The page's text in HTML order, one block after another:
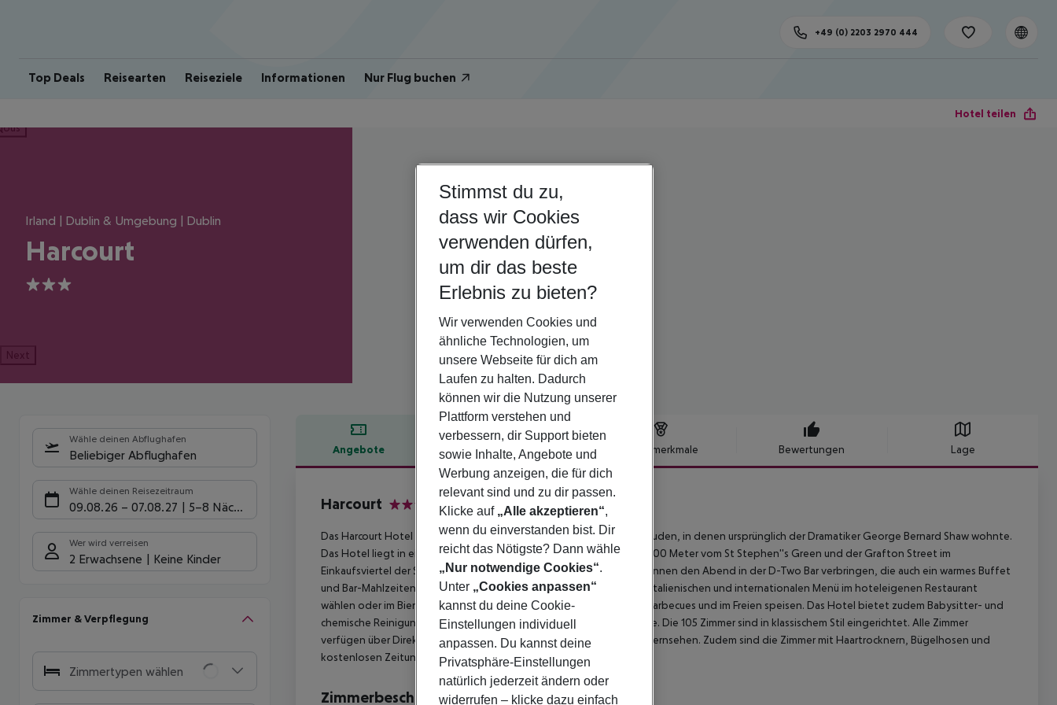
Top Deals Reisearten Reiseziele Informationen Nur Flug buchen
+49 (0) 2203 2970 444
Hotel teilen
Irland | Dublin & Umgebung | Dublin
Harcourt
3
Next
Wähle deinen Abflughafen
Beliebiger Abflughafen
Wähle deinen Reisezeitraum
09.08.26 – 07.08.27 5-8 Nächte
Wer wird verreisen
2 Erwachsene Keine Kinder
Zimmer & Verpflegung
Zimmertypen wählen
Angebote Hotelbeschreibung Hotelmerkmale Bewertungen Lage
Hotelbeschreibung
Harcourt
Das Harcourt Hotel in Dublin befindet sich in 8 georgianischen Gebäuden, in denen ursprünglich der Dramatiker George Bernard Shaw wohnte.
Das Hotel liegt in einer der angesagtesten Gegenden Dublins, nur 500 Meter vom St Stephen''s Green und der Grafton Street im
Einkaufsviertel der Stadt entfernt. Die Gäste des Harcourt Hotels können den Abend in der D-Two Bar verbringen, die auch ein warmes Buffet
und Bar-Mahlzeiten serviert. Alternativ können die Gäste aus einem italienischen und internationalen Menü im hoteleigenen Restaurant
wählen oder im Biergarten mit Wasserspiel bis spät in die Nacht bei Barbecues und im Freien speisen. Das Hotel bietet zudem Babysitter- und
chemische Reinigungsdienste sowie einen begrenzten Zimmerservice. Die 105 Zimmer sind in klassischem Stil eingerichtet. Alle Zimmer
verfügen über Direktwahltelefone, Kaffeemaschinen und Satellitenfernsehen. Zudem sind die Zimmer mit Haartrocknern, Bügelhosen und
kostenlosen Zeitungen ausgestattet.
Zimmerbeschreibung
Stimmst du zu,
dass wir Cookies
verwenden dürfen,
um dir das beste
Erlebnis zu bieten?
Wir verwenden Cookies und
ähnliche Technologien, um
unsere Webseite für dich am
Laufen zu halten. Dadurch
können wir die Nutzung unserer
Plattform verstehen und
verbessern, dir Support bieten
sowie Inhalte, Angebote und
Werbung anzeigen, die für dich
relevant sind und zu dir passen.
Klicke auf „Alle akzeptieren“,
wenn du einverstanden bist. Dir
reicht das Nötigste? Dann wähle
„Nur notwendige Cookies“.
Unter „Cookies anpassen“
kannst du deine Cookie-
Einstellungen individuell
anpassen. Du kannst deine
Privatsphäre-Einstellungen
natürlich jederzeit ändern oder
widerrufen – klicke dazu einfach